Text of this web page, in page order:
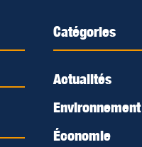
Catégories
Actualités
Environnement
Économie